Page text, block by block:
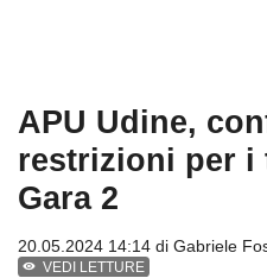
APU Udine,
restrizioni per i
Gara 2
20.05.2024 14:14 di Gabriele
VEDI LETTURE